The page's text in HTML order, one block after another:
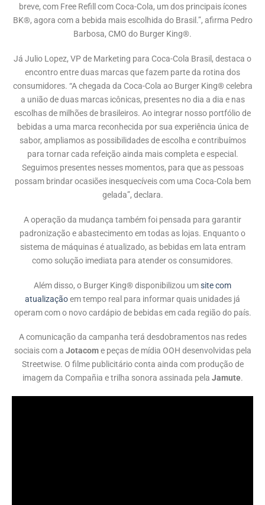
breve, com Free Refill com Coca-Cola, um dos principais ícones
BK®, agora com a bebida mais escolhida do Brasil.”, afirma Pedro
Barbosa, CMO do Burger King®.
Já Julio Lopez, VP de Marketing para Coca-Cola Brasil, destaca o
encontro entre duas marcas que fazem parte da rotina dos
consumidores. “A chegada da Coca-Cola ao Burger King® celebra
a união de duas marcas icônicas, presentes no dia a dia e nas
escolhas de milhões de brasileiros. Ao integrar nosso portfólio de
bebidas a uma marca reconhecida por sua experiência única de
sabor, ampliamos as possibilidades de escolha e contribuímos
para tornar cada refeição ainda mais completa e especial.
Seguimos presentes nesses momentos, para que as pessoas
possam brindar ocasiões inesquecíveis com uma Coca-Cola bem
gelada”, declara.
A operação da mudança também foi pensada para garantir
padronização e abastecimento em todas as lojas. Enquanto o
sistema de máquinas é atualizado, as bebidas em lata entram
como solução imediata para atender os consumidores.
Além disso, o Burger King® disponibilizou umsite com
atualizaçãoem tempo real para informar quais unidades já
operam com o novo cardápio de bebidas em cada região do país.
A comunicação da campanha terá desdobramentos nas redes
sociais com a Jotacome peças de mídia OOH desenvolvidas pela
Streetwise. O filme publicitário conta ainda com produção de
imagem da Compañia e trilha sonora assinada pela Jamute.